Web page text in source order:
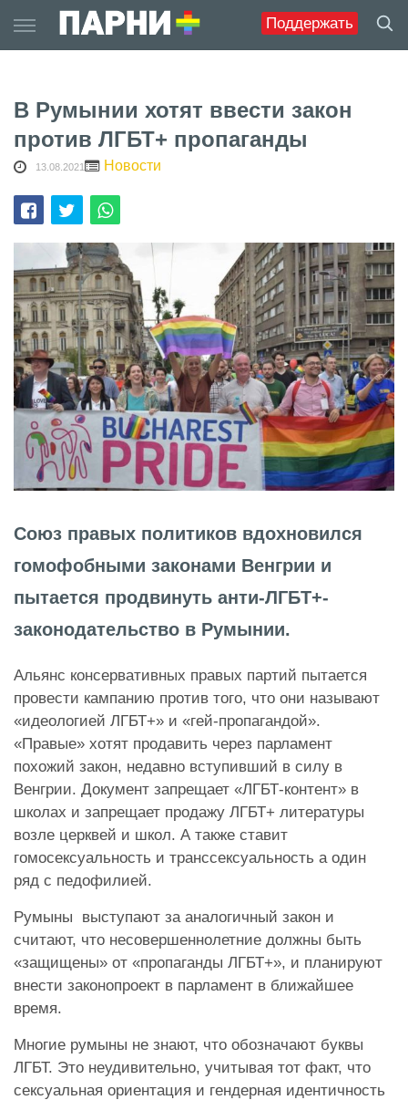
Поддержать
to
content
В Румынии хотят ввести закон
против ЛГБТ+ пропаганды
13.08.2021 Новости
Союз правых политиков вдохновился
гомофобными законами Венгрии и
пытается продвинуть анти-ЛГБТ+-
законодательство в Румынии.
Альянс консервативных правых партий пытается
провести кампанию против того, что они называют
«идеологией ЛГБТ+» и «гей-пропагандой».
«Правые» хотят продавить через парламент
похожий закон, недавно вступивший в силу в
Венгрии. Документ запрещает «ЛГБТ-контент» в
школах и запрещает продажу ЛГБТ+ литературы
возле церквей и школ. А также ставит
гомосексуальность и транссексуальность а один
ряд с педофилией.
Румыны выступают за аналогичный закон и
считают, что несовершеннолетние должны быть
«защищены» от «пропаганды ЛГБТ+», и планируют
внести законопроект в парламент в ближайшее
время.
Многие румыны не знают, что обозначают буквы
ЛГБТ. Это неудивительно, учитывая тот факт, что
сексуальная ориентация и гендерная идентичность